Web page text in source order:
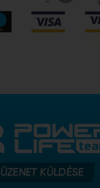
ÜZENET KÜLDÉSE